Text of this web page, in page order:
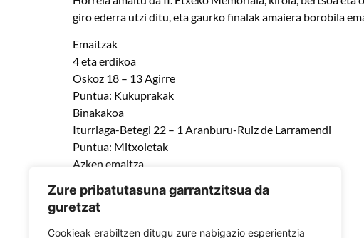
Zure pribatutasuna garrantzitsua da
guretzat
Cookieak erabiltzen ditugu zure nabigazio esperientzia
giro ederra utzi ditu, eta gaurko finalak amaiera borobila
Emaitzak
4 eta erdikoa
Oskoz 18 – 13 Agirre
Puntua: Kukuprakak
Binakakoa
Iturriaga-Betegi 22 – 1 Aranburu-Ruiz de Larramendi
Puntua: Mitxoletak
Azken emaitza
Tantoen aldeari esker, txapela: Mitxoletak
Txapeldunak: Mitxoletak